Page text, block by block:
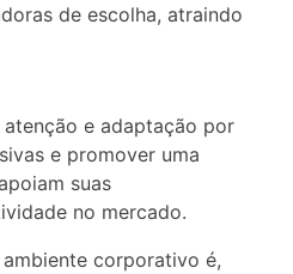
de escolha, atraindo
e adaptação por
e promover uma
suas
no mercado.
corporativo é,